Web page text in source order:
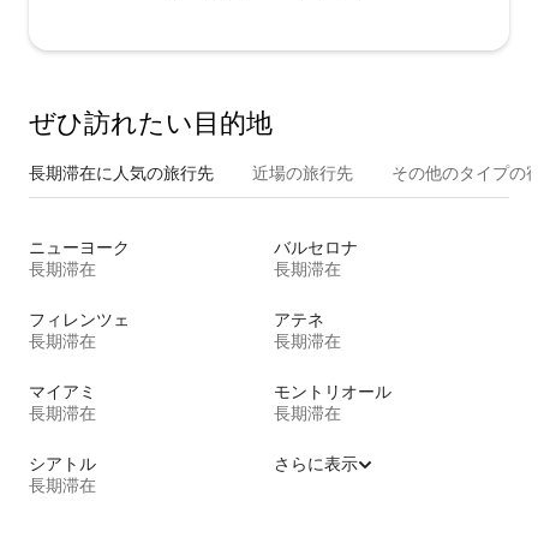
ぜひ訪⁠れ⁠た⁠い目⁠的⁠地
長期滞在に人気の旅行先 近場の旅行先 その他のタ⁠イ⁠プ⁠の
ニューヨーク
長期滞在
バルセロナ
長期滞在
フィレンツェ
長期滞在
アテネ
長期滞在
マイアミ
長期滞在
モントリオール
長期滞在
シアトル
長期滞在
さらに表示